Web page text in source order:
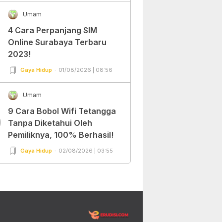
Umam
4 Cara Perpanjang SIM
Online Surabaya Terbaru
2023!
Gaya Hidup 01/08/2026 | 08:56
Umam
9 Cara Bobol Wifi Tetangga
Tanpa Diketahui Oleh
Pemiliknya, 100% Berhasil!
Gaya Hidup 02/08/2026 | 03:55